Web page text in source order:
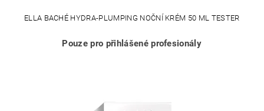
ELLA BACHÉ HYDRA-PLUMPING NOČNÍ KRÉM 50 ML TESTER
Pouze pro přihlášené profesionály